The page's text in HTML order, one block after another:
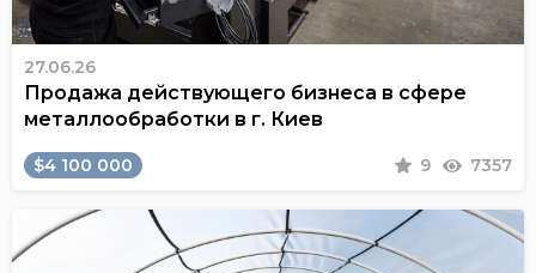
27.06.26
Продажа действующего бизнеса в сфере
металлообработки в г. Киев
$4 100 000 9 7357